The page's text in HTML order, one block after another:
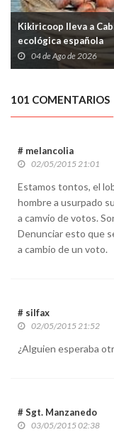
Kikiricoop lleva a
ecológica española
04 de Ago de 2026
101 COMENTARIOS
# melancolia
02/05/2015 21:01
Estamos tontos, el
hombre a usurpado
a camvio de votos.
Denunciar esto que
a cambio de un voto.
# silfax
02/05/2015 21:52
¿Alguien esperaba
# Sgt. Manzanedo
03/05/2015 02:38